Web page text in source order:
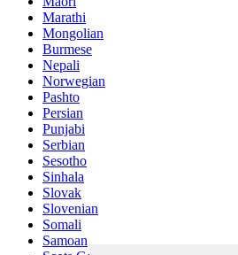
Marathi
Mongolian
Burmese
Nepali
Norwegian
Pashto
Persian
Punjabi
Serbian
Sesotho
Sinhala
Slovak
Slovenian
Somali
Samoan